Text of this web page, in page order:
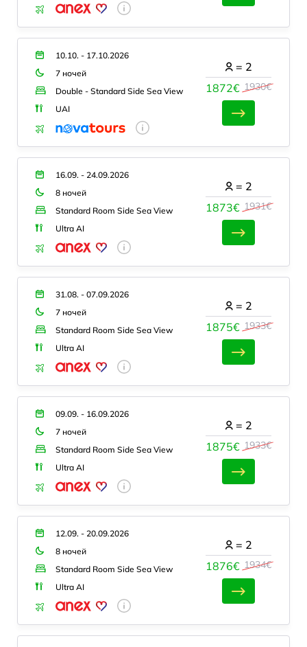
10.10. - 17.10.2026
7 ночей
Double - Standard Side Sea View
UAI
1872€ 1930€
= 2
16.09. - 24.09.2026
8 ночей
Standard Room Side Sea View
Ultra AI
1873€ 1931€
= 2
31.08. - 07.09.2026
7 ночей
Standard Room Side Sea View
Ultra AI
1875€ 1933€
= 2
09.09. - 16.09.2026
7 ночей
Standard Room Side Sea View
Ultra AI
1875€ 1933€
= 2
12.09. - 20.09.2026
8 ночей
Standard Room Side Sea View
Ultra AI
1876€ 1934€
= 2